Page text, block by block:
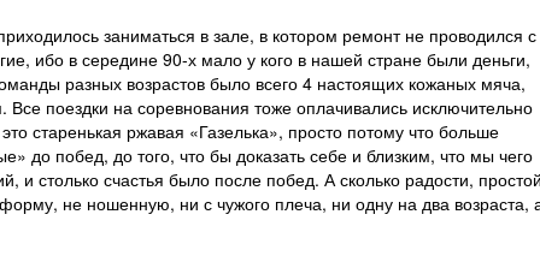
заниматься в зале, в котором ремонт не проводился с
ибо в середине 90-х мало у кого в нашей стране были деньги,
разных возрастов было всего 4 настоящих кожаных мяча,
поездки на соревнования тоже оплачивались исключительно
ржавая «Газелька», просто потому что больше
до побед, до того, что бы доказать себе и близким, что мы чего
столько счастья было после побед. А сколько радости,
не ношенную, ни с чужого плеча, ни одну на два возраста,